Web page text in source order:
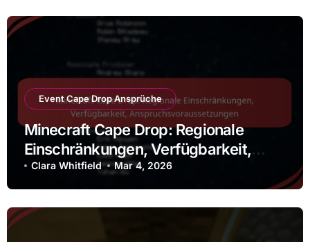
Event Cape Drop Ansprüche
Minecraft Cape Drop: Regionale
Einschränkungen, Verfügbarkeit,
Anspruchsvoraussetzungen
Clara Whitfield Mar 4, 2026